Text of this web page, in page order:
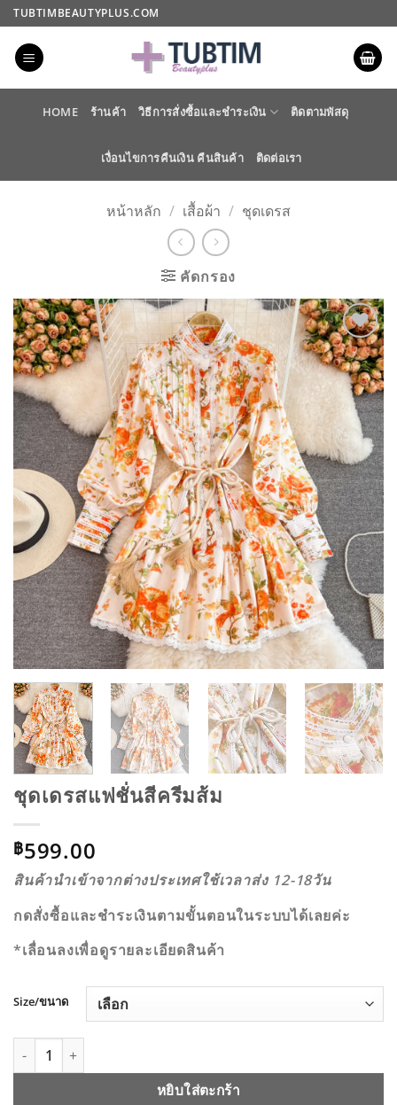
ข้าม
ไป
เนื้อหา
TUBTIMBEAUTYPLUS.COM
HOME ร้านค้า วิธีการสั่งซื้อและชำระเงิน ติดตามพัสดุ
เงื่อนไขการคืนเงิน คืนสินค้า ติดต่อเรา
หน้าหลัก / เสื้อผ้า / ชุดเดรส
คัดกรอง
ADD TO
WISHLIST
ชุดเดรสแฟชั่นสีครีมส้ม
฿599.00
สินค้านำเข้าจากต่างประเทศใช้เวลาส่ง 12-18วัน
กดสั่งซื้อและชำระเงินตามขั้นตอนในระบบได้เลยค่ะ
*เลื่อนลงเพื่อดูรายละเอียดสินค้า
Size/ขนาด
หยิบใส่ตะกร้า